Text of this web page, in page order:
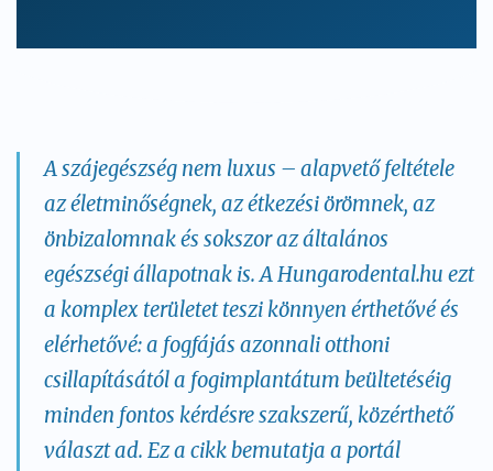
A szájegészség nem luxus – alapvető feltétele
az életminőségnek, az étkezési örömnek, az
önbizalomnak és sokszor az általános
egészségi állapotnak is. AHungarodental.hu ezt
a komplex területet teszi könnyen érthetővé és
elérhetővé: a fogfájás azonnali otthoni
csillapításától a fogimplantátum beültetéséig
minden fontos kérdésre szakszerű, közérthető
választ ad. Ez a cikk bemutatja a portál